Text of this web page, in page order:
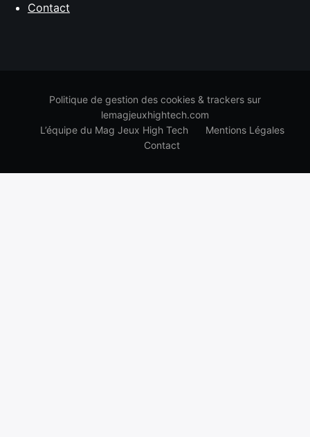
Contact
Politique de gestion des cookies & trackers sur
lemagjeuxhightech.com
L’équipe du Mag Jeux High Tech
Mentions Légales
Contact